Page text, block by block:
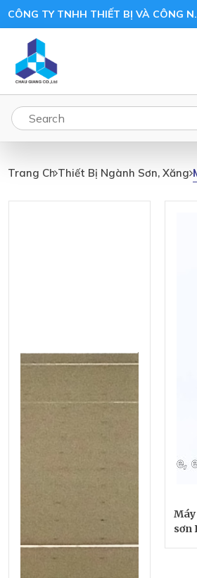
CÔNG TY
Trang ChủThiết Bị Ngành Sơn, Xăng
Đo
Chỉ
sơn